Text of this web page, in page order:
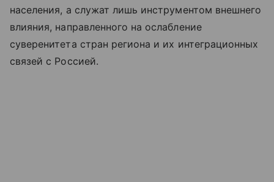
населения, а служат лишь инструментом внешнего
влияния, направленного на ослабление
суверенитета стран региона и их интеграционных
связей с Россией.